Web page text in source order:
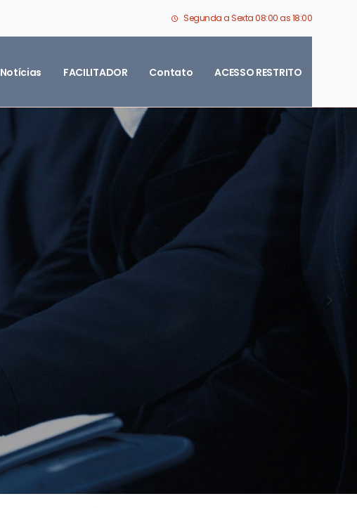
Segunda a Sexta 08:00 as 18:00
Notícias FACILITADOR Contato ACESSO RESTRITO